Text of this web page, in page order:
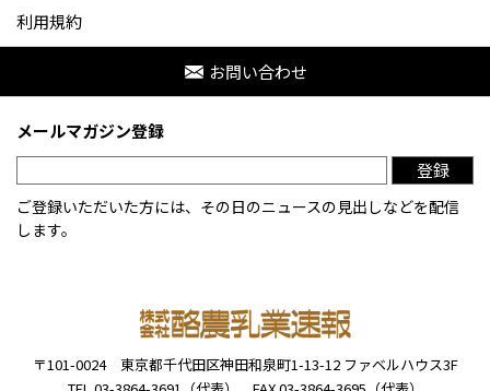
利用規約
お問い合わせ
〒101-0024 東京都千代田区神田和泉町1-13-12 ファベルハウス3F
メールマガジン登録
登録
ご登録いただいた方には、その日のニュースの見出しなどを配信
します。